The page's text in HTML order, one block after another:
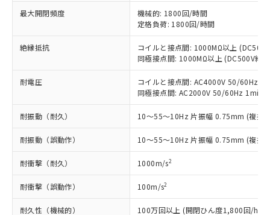
最大開閉頻度
機械的: 1800回/時間
定格負荷: 1800回/時間
絶縁抵抗
コイルと接点間: 1000MΩ以上
同極接点間: 1000MΩ以上 (DC500V絶
耐電圧
コイルと接点間: AC4000V 50/60Hz
同極接点間: AC2000V 50/60Hz 1min
耐振動（耐久） 10～55～10Hz 片振幅 0.75mm (複振
耐振動（誤動作） 10～55～10Hz 片振幅 0.75mm (複振
耐衝撃（耐久） 1000m/s2
耐衝撃（誤動作） 100m/s2
耐久性（機械的） 100万回以上 (開閉ひん度1,800回/h)
ご利用ください。
本サービスは、当社制御機器事業取扱
商品の当社在庫状況および標準価格
(税抜)を提供させていただくもので
当社制御機器事業取扱商品の中には、
本サービスの対象外となる商品もある
ことをご了承ください。
在庫状況および標準価格照会結果は、
タに基づき作成されるものであり、閲
覧された時点での実際の在庫および標
準価格とは異なる場合があることをご
了承ください。
正式な納期状況および標準価格はお客
様のお取引先、またはお客様担当のオ
定はありません。
調査・確認中：EU RoHS指令（10物質）の
非含有の対応状況を調査中または確認中の
商品です。
非該当品：ライセンス料など無形物で、有
害物質有無と関係のない商品です。
仕入先様の事情により、非含有部品として
いたものが、含有品と判明した場合などや
むを得ず変更することがあります。
*EU RoHS指令（10物質）：
六価クロム(Cr(Ⅵ)) 1000ppm以下、ポリ臭化ビフェニル
類(PBB) 1000ppm以下、ポリ臭化ジフェニルエーテル類
(PBDE) 1000ppm以下、フタル酸ビス(2-エチルヘキシ
ル) (DEHP)(別名：DOP) 1000ppm以下、フタル酸ブチ
（DBP） 1000ppm以下、フタル酸ジイソブチル
※1 中国RoHS○×表
「○」：最大均質材料含有率が中国RoHSの
基準値以下であることを示します。
「×」：最大均質材料含有率が中国RoHSの
基準値を超えていることを示します。
「－」：未確認です。当社販売部門へお問
*中国RoHS10物質の基準値 (GB/T26572)：
Pb(鉛) :1000ppm、 Hg(水銀) : 1000ppm、 Cd(カドミウ
ム) : 100ppm、
Cr(Ⅵ)(六価クロム) : 1000ppm、 PBBs(ポリ臭化ビフェ
ニル類) : 1000ppm、 PBDEs(ポリ臭化ジフェニルエーテ
当社は、これら貴社製品のうち、外国
為替および外国貿易法に定める商品
（以下｢規制貨物等」という）を輸出
または国外への提供する場合は、日本
国政府の輸出許可(または役務取引許
可)を取得するなどの必要な手続きを
当社は規制貨物を破棄する場合は、完
全に破砕するなど、違法に輸出されな
記
号
○ 一定数以上の在庫あり